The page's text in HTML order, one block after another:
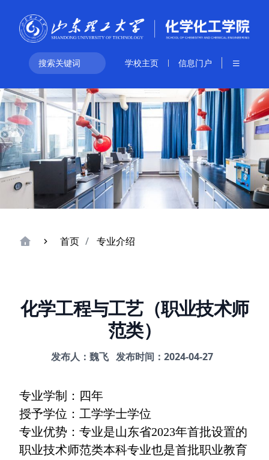
学校主页 信息门户
首页 专业介绍
化学工程与工艺（职业技术师
范类）
发布人：魏飞 发布时间：2024-04-27
专业学制：四年
授予学位：工学学士学位
专业优势：专业是山东省2023年首批设置的
职业技术师范类本科专业也是首批职业教育